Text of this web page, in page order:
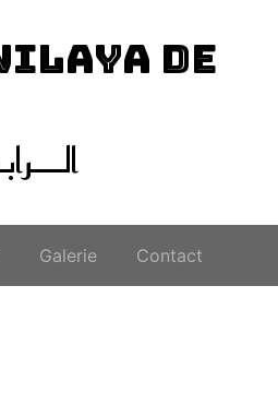
DE
Galerie Contact